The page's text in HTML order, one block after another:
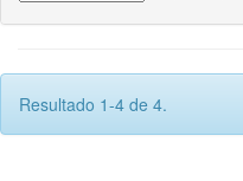
Resultado 1-4 de 4.